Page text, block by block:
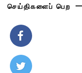
செய்திகளைப் பெற